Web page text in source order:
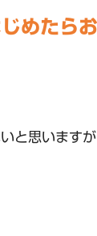
めたら
と思います